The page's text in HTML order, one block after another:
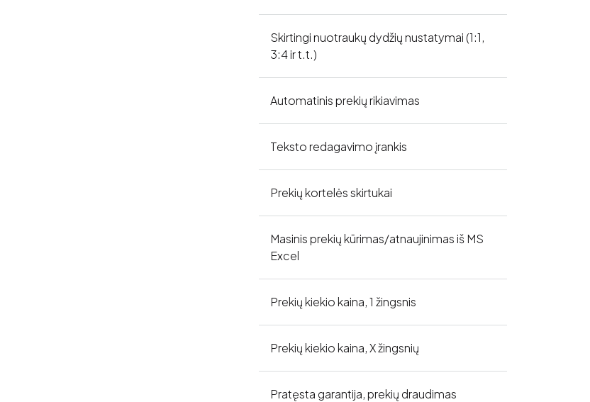
Skirtingi nuotraukų dydžių nustatymai (1:1,
3:4 ir t.t.)
Automatinis prekių rikiavimas
Teksto redagavimo įrankis
Prekių kortelės skirtukai
Masinis prekių kūrimas/atnaujinimas iš MS
Excel
Prekių kiekio kaina, 1 žingsnis
Prekių kiekio kaina, X žingsnių
Pratęsta garantija, prekių draudimas